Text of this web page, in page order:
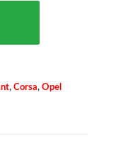
, Corsa, Opel